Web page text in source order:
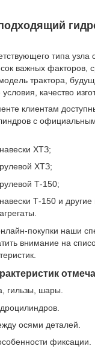
типа узла
важных факторов,
трактора,
качество
клиентам
с
ХТЗ;
ХТЗ;
Т-150;
Т-150 и
покупки наши
внимание на
гильзы, шары.
осями деталей.
фиксации.